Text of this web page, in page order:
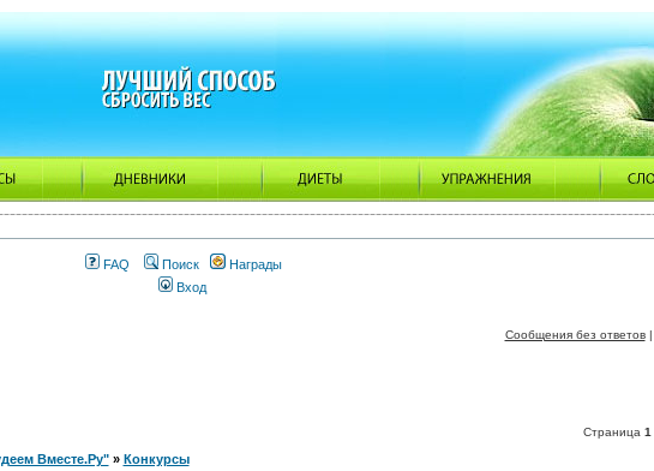
FAQ Поиск
Награды
Вход
Сообщения без ответов|
Страница 1
Вместе.Ру"» Конкурсы